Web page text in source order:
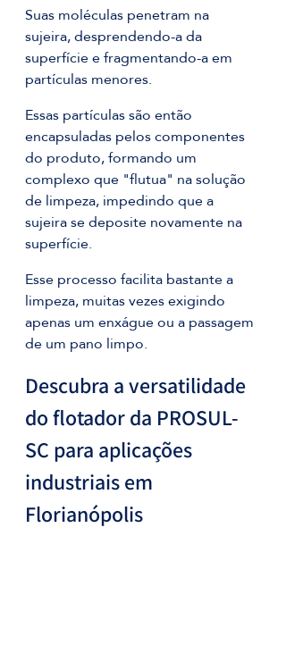
Suas moléculas penetram na
sujeira, desprendendo-a da
superfície e fragmentando-a em
partículas menores.
Essas partículas são então
encapsuladas pelos componentes
do produto, formando um
complexo que "flutua" na solução
de limpeza, impedindo que a
sujeira se deposite novamente na
superfície.
Esse processo facilita bastante a
limpeza, muitas vezes exigindo
apenas um enxágue ou a passagem
de um pano limpo.
Descubra a versatilidade
do flotador da PROSUL-
SC para aplicações
industriais em
Florianópolis